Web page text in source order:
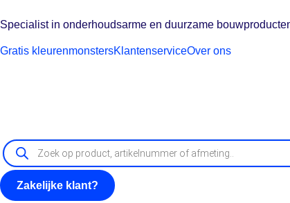
Specialist in onderhoudsarme en duurzame
Gratis kleurenmonstersKlantenserviceOver ons
Zakelijke klant?